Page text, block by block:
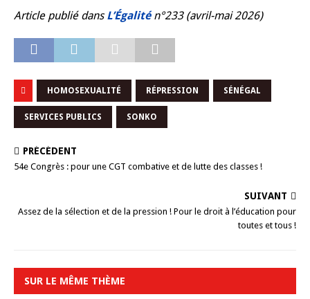
Article publié dans L’Égalitén°233 (avril-mai 2026)
HOMOSEXUALITÉ RÉPRESSION SÉNÉGAL
SERVICES PUBLICS SONKO
PRÉCÉDENT
54e Congrès : pour une CGT combative et de lutte des classes !
SUIVANT
Assez de la sélection et de la pression ! Pour le droit à l’éducation pour
toutes et tous !
SUR LE MÊME THÈME